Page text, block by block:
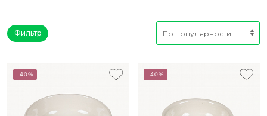
Фильтр
-40% -40%